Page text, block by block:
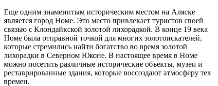
Еще одним знаменитым историческим местом на Аляске
является город Номе. Это место привлекает туристов своей
связью с Клондайкской золотой лихорадкой. В конце 19 века
Номе была отправной точкой для многих золотоискателей,
которые стремились найти богатство во время золотой
лихорадки в Северном Юконе. В настоящее время в Номе
можно посетить различные исторические объекты, музеи и
реставрированные здания, которые воссоздают атмосферу тех
времен.